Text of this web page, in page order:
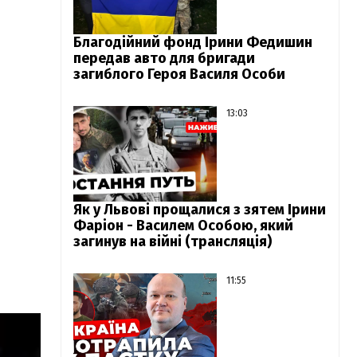
Благодійний фонд Ірини Федишин
передав авто для бригади
загиблого Героя Василя Особи
13:03
Як у Львові прощалися з зятем Ірини
Фаріон - Василем Особою, який
загинув на війні (трансляція)
11:55